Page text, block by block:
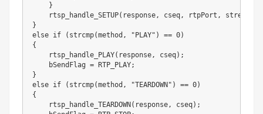
}
rtsp_handle_SETUP( response, cseq, rtpPort , streamid
}
else if ( strcmp(method , "PLAY" ) == 0)
{
rtsp_handle_PLAY( response, cseq) ;
    bSendFlag
= RTP_PLAY;
}
else if ( strcmp(method , "TEARDOWN" ) == 0)
{
rtsp_handle_TEARDOWN ( response, cseq) ;